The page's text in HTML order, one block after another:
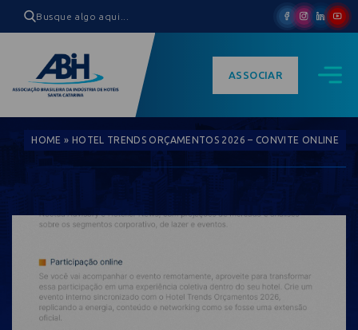
ASSOCIAR
HOME » HOTEL TRENDS ORÇAMENTOS 2026 – CONVITE ONLINE